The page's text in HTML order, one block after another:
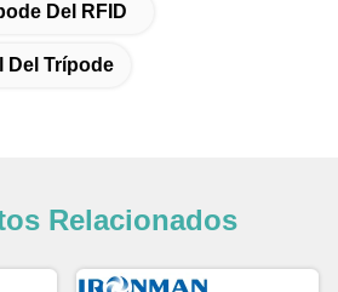
Del RFID
Del Trípode
Relacionados